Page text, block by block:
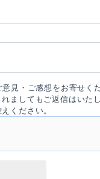
見・ご感想をお寄せく
ましてもご返信はいた
ください。